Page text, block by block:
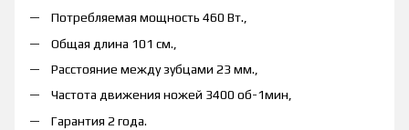
Потребляемая мощность 460 Вт.,
Общая длина 101 см.,
Расстояние между зубцами 23 мм.,
Частота движения ножей 3400 об-1мин,
Гарантия 2 года.